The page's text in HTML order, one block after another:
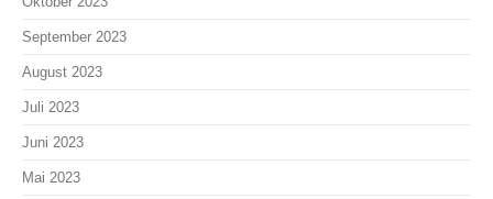
September 2023
August 2023
Juli 2023
Juni 2023
Mai 2023